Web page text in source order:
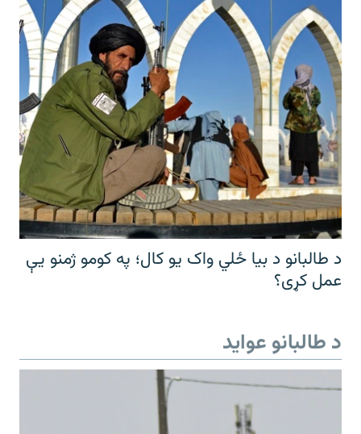
د طالبانو د بیا ځلي واک یو کال؛ په کومو ژمنو یې
عمل کړی؟
د طالبانو عواید